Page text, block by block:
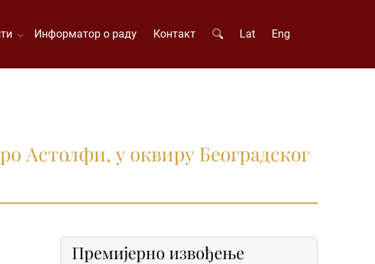
Информатор о раду Контакт Lat Eng
Астолфи, у оквиру Београдског
Премијерно извођење